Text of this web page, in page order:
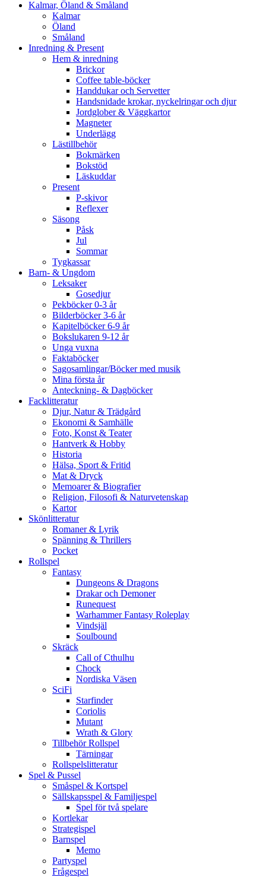
Kalmar, Öland & Småland
Kalmar
Öland
Småland
Inredning & Present
Hem & inredning
Brickor
Coffee table-böcker
Handdukar och Servetter
Handsnidade krokar, nyckelringar och djur
Jordglober & Väggkartor
Magneter
Underlägg
Lästillbehör
Bokmärken
Bokstöd
Läskuddar
Present
P-skivor
Reflexer
Säsong
Påsk
Jul
Sommar
Tygkassar
Barn- & Ungdom
Leksaker
Gosedjur
Pekböcker 0-3 år
Bilderböcker 3-6 år
Kapitelböcker 6-9 år
Bokslukaren 9-12 år
Unga vuxna
Faktaböcker
Sagosamlingar/Böcker med musik
Mina första år
Anteckning- & Dagböcker
Facklitteratur
Djur, Natur & Trädgård
Ekonomi & Samhälle
Foto, Konst & Teater
Hantverk & Hobby
Historia
Hälsa, Sport & Fritid
Mat & Dryck
Memoarer & Biografier
Religion, Filosofi & Naturvetenskap
Kartor
Skönlitteratur
Romaner & Lyrik
Spänning & Thrillers
Pocket
Rollspel
Fantasy
Dungeons & Dragons
Drakar och Demoner
Runequest
Warhammer Fantasy Roleplay
Vindsjäl
Soulbound
Skräck
Call of Cthulhu
Chock
Nordiska Väsen
SciFi
Starfinder
Coriolis
Mutant
Wrath & Glory
Tillbehör Rollspel
Tärningar
Rollspelslitteratur
Spel & Pussel
Småspel & Kortspel
Sällskapsspel & Familjespel
Spel för två spelare
Kortlekar
Strategispel
Barnspel
Memo
Partyspel
Frågespel